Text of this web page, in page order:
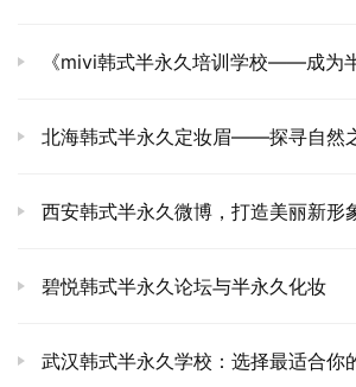
《mivi韩式半永久培训学校——成为半永久
北海韩式半永久定妆眉——探寻自然
西安韩式半永久微博，打造美丽新形
碧悦韩式半永久论坛与半永久化妆
武汉韩式半永久学校：选择最适合你